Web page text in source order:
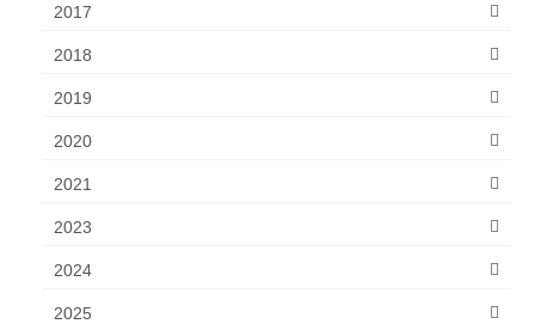
2017
2018
2019
2020
2021
2023
2024
2025